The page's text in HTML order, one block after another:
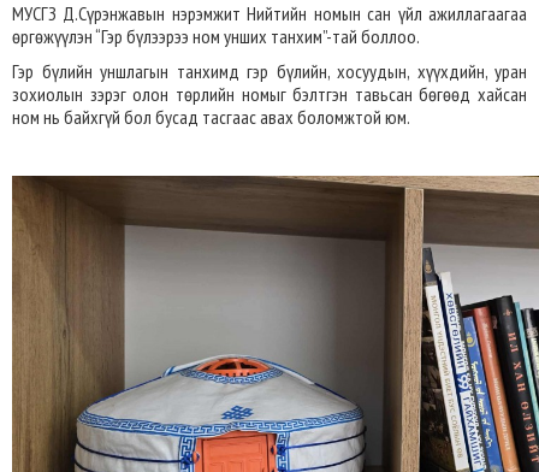
МУСГЗ Д.Сүрэнжавын нэрэмжит Нийтийн номын сан үйл ажиллагаагаа
өргөжүүлэн “Гэр бүлээрээ ном унших танхим”-тай боллоо.
Гэр бүлийн уншлагын танхимд гэр бүлийн, хосуудын, хүүхдийн, уран
зохиолын зэрэг олон төрлийн номыг бэлтгэн тавьсан бөгөөд хайсан
ном нь байхгүй бол бусад тасгаас авах боломжтой юм.